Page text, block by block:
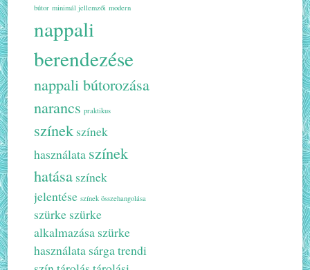
bútor minimál jellemzői modern
nappali
berendezése
nappali bútorozása
narancs praktikus
színek színek
használata színek
hatása színek
jelentése színek összehangolása
szürke szürke
alkalmazása szürke
használata sárgatrendi